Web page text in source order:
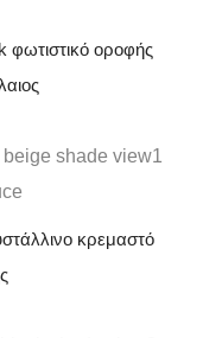
οροφής
κρεμαστό